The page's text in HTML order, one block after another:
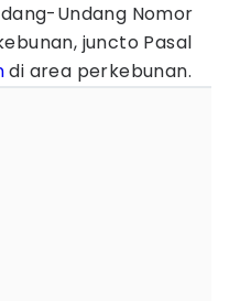
Undang Nomor
juncto Pasal
di area perkebunan.